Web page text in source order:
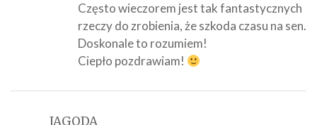
Często wieczorem jest tak fantastycznych
rzeczy do zrobienia, że szkoda czasu na sen.
Doskonale to rozumiem!
Ciepło pozdrawiam!
JAGODA